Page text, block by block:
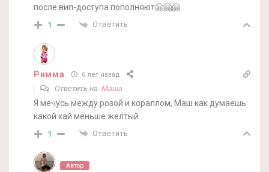
после вип-доступа пополняют🤗🤗🤗
1 Ответить
Римма 6 лет назад
Ответить на Маша
Я мечусь между розой и кораллом, Маш как думаешь
какой хай меньше желтый
1 Ответить
Автор